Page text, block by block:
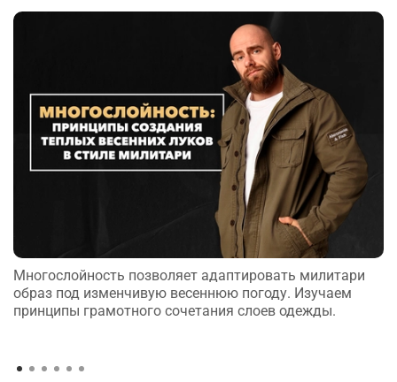
Многослойность позволяет адаптировать милитари
образ под изменчивую весеннюю погоду. Изучаем
принципы грамотного сочетания слоев одежды.